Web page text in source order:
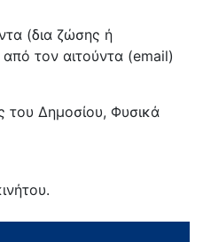
(δια ζώσης ή
τον αιτούντα (email)
του Δημοσίου, Φυσικά